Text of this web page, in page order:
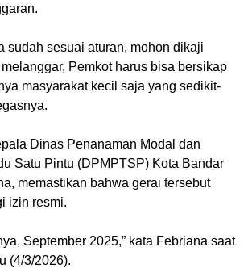
sudah sesuai aturan, mohon dikaji
Pemkot harus bisa bersikap
masyarakat kecil saja yang sedikit-
Dinas Penanaman Modal dan
Satu Pintu (DPMPTSP) Kota Bandar
memastikan bahwa gerai tersebut
izin resmi.
September 2025,” kata Febriana saat
(4/3/2026).